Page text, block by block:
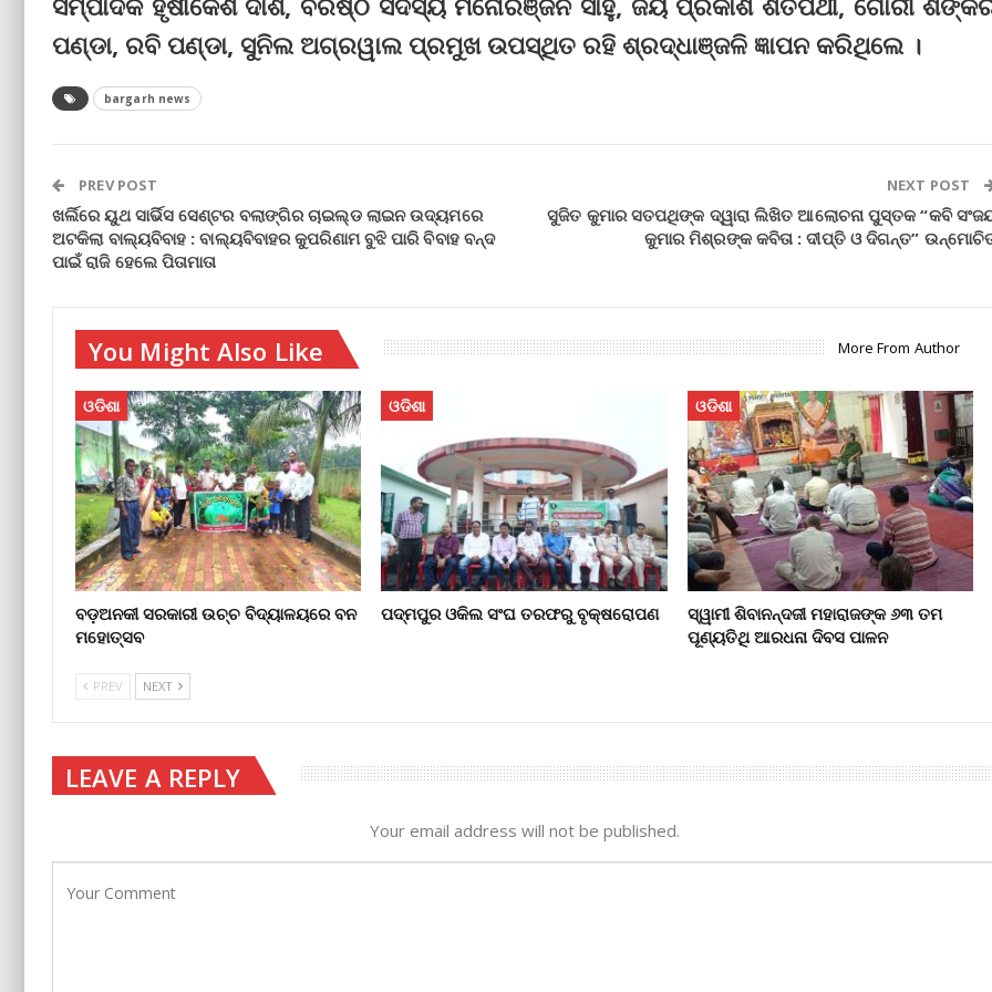
ପଣ୍ଡା, ରବି ପଣ୍ଡା, ସୁନିଲ ଅଗ୍ରୱାଲ ପ୍ରମୁଖ ଉପସ୍ଥିତ ରହି ଶ୍ରଦ୍ଧାଞ୍ଜଳି ଜ୍ଞାପନ କରିଥିଲେ ।
bargarh news
PREV POST
ଖର୍ଲିରେ ୟୁଥ ସାର୍ଭିସ ସେଣ୍ଟର ବଲାଙ୍ଗିର ଚାଇଲ୍ଡ ଲାଇନ ଉଦ୍ୟମରେ
ଅଟକିଲା ବାଲ୍ୟବିବାହ : ବାଲ୍ୟବିବାହର କୁପରିଣାମ ବୁଝି ପାରି ବିବାହ ବନ୍ଦ
ପାଇଁ ରାଜି ହେଲେ ପିତାମାତା
NEXT POST
ସୁଜିତ କୁମାର ସତପଥିଙ୍କ ଦ୍ୱାରା ଲିଖିତ ଆଲୋଚନା ପୁସ୍ତକ “କବି
କୁମାର ମିଶ୍ରଙ୍କ କବିତା : ଦୀପ୍ତି ଓ ଦିଗନ୍ତ”
You Might Also Like More From Author
ଓଡିଶା
ବଡ଼‌ଅନକୀ ସରକାରୀ ଉଚ୍ଚ ବିଦ୍ୟାଳୟରେ ବନ
ମହୋତ୍ସବ
ଓଡିଶା
ପଦ୍ମପୁର ଓକିଲ ସଂଘ ତରଫରୁ ବୃକ୍ଷରୋପଣ
ଓଡିଶା
ସ୍ୱାମୀ ଶିବାନନ୍ଦଜୀ ମହାରାଜଙ୍କ ୬୩ ତମ
ପୂଣ୍ୟତିଥି ଆରଧନା ଦିବସ ପାଳନ
PREV NEXT
LEAVE A REPLY
Your email address will not be published.